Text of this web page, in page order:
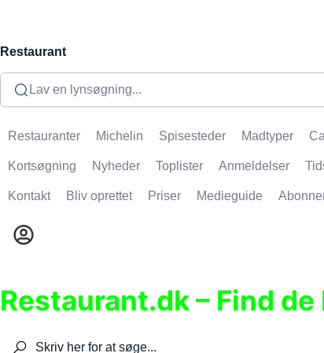
Restaurant
Lav en lynsøgning...
Restauranter Michelin Spisesteder Madtyper
Kortsøgning Nyheder Toplister Anmeldelser
Kontakt Bliv oprettet Priser Medieguide
Restaurant.dk – Find